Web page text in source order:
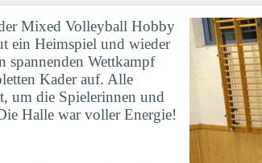
Mixed Volleyball Hobby
ein Heimspiel und wieder
spannenden Wettkampf
Kader auf. Alle
um die Spielerinnen und
Halle war voller Energie!